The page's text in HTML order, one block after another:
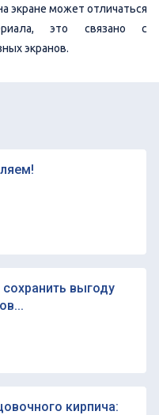
экране может отличаться
это связано с
экранов.
выгоду
кирпича: